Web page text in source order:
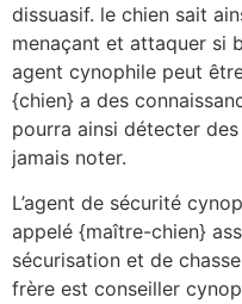
dissuasif. le chien sait
menaçant et attaquer si
agent cynophile peut
{chien} a des
pourra ainsi détecter
jamais noter.
L’agent de sécurité
appelé {maître-chien}
sécurisation et de
frère est conseiller